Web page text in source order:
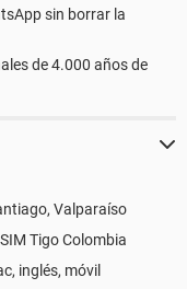
sin borrar la
de 4.000 años de
Valparaíso
Tigo Colombia
inglés, móvil